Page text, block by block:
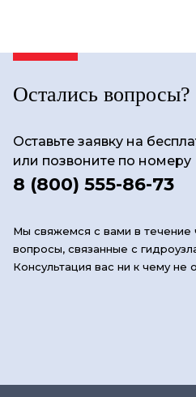
Остались вопросы?
Оставьте заявку на
или позвоните по номеру
8 (800) 555-86-73
Мы свяжемся с вами в течение
вопросы, связанные с
Консультация вас ни к чему не